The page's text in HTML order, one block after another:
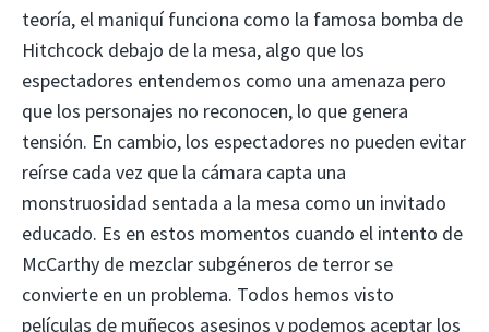
teoría, el maniquí funciona como la famosa bomba de
Hitchcock debajo de la mesa, algo que los
espectadores entendemos como una amenaza pero
que los personajes no reconocen, lo que genera
tensión. En cambio, los espectadores no pueden evitar
reírse cada vez que la cámara capta una
monstruosidad sentada a la mesa como un invitado
educado. Es en estos momentos cuando el intento de
McCarthy de mezclar subgéneros de terror se
convierte en un problema. Todos hemos visto
películas de muñecos asesinos y podemos aceptar los